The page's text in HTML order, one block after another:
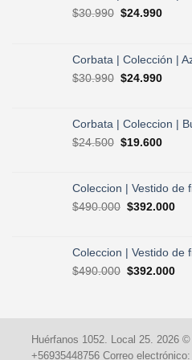
$30.990 El
era:
$30.990.
$24.990El
es:
Corbata | Colección |
$30.990 El
era:
$30.990.
$24.990El
es:
Corbata | Coleccion |
$24.500 El
era:
$24.500.
$19.600El
es:
Coleccion | Vestido de
$490.000 El
era:
$490.000.
$392.000El
es:
Coleccion | Vestido de
$490.000 El
$392.000El
Huérfanos 1052. Local 25. 2026 ©
+56935448756 Correo